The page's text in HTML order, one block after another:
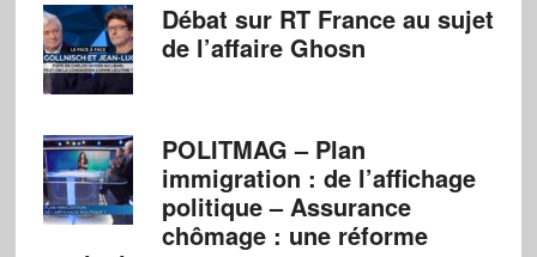
Débat sur RT France au sujet
de l’affaire Ghosn
POLITMAG – Plan
immigration : de l’affichage
politique – Assurance
chômage : une réforme